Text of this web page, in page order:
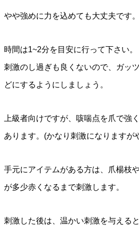
やや強めに力を込めても大丈夫です。
時間は1~2分を目安に行って下さい。
刺激のし過ぎも良くないので、ガッ
どにするようにしましょう。
上級者向けですが、咳喘点を爪で強
あります。(かなり刺激になりますが
手元にアイテムがある方は、爪楊枝
が多少赤くなるまで刺激します。
刺激した後は、温かい刺激を与える